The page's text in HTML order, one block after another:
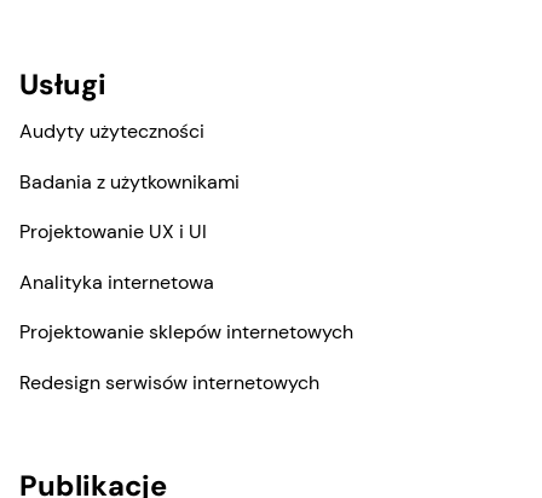
Usługi
Audyty użyteczności
Badania z użytkownikami
Projektowanie UX i UI
Analityka internetowa
Projektowanie sklepów internetowych
Redesign serwisów internetowych
Publikacje